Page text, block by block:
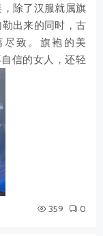
除了汉服就属旗
出来的同时，古
致。旗袍的美
信的女人，还轻
359 0